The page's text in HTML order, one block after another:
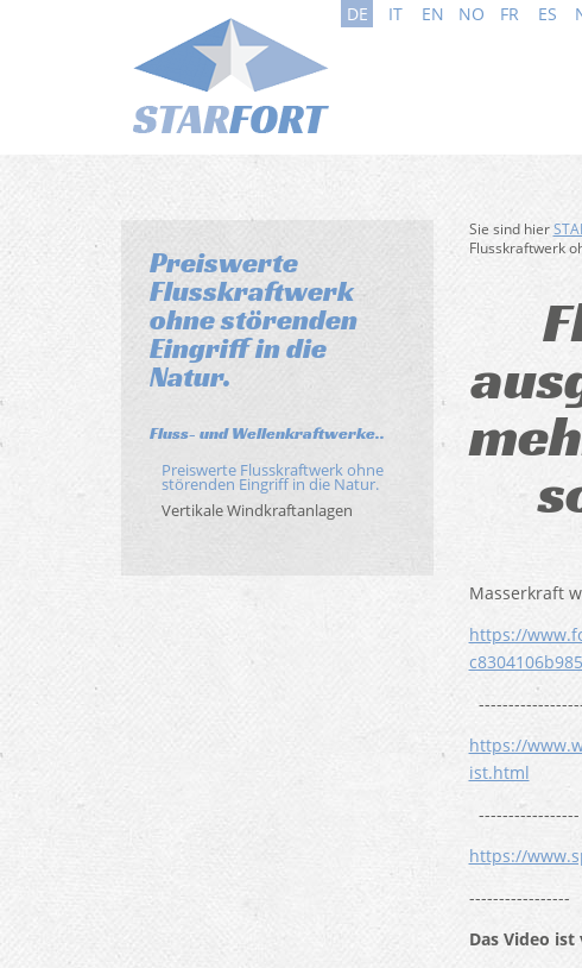
DE IT EN NO FR ES
Preiswerte
Flusskraftwerk
ohne störenden
Eingriff in die
Natur.
Fluss- und Wellenkraftwerke..
Preiswerte Flusskraftwerk ohne
störenden Eingriff in die Natur.
Vertikale Windkraftanlagen
Sie sind hier
Flusskraftwerk
Masserkraft
https://
https://
ist.html
-----------------
https://
-----------------
Das Video